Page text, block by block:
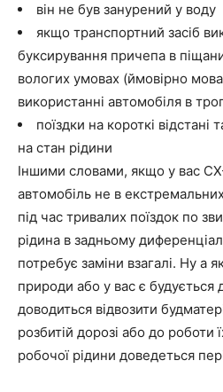
він не був занурений у воду
якщо транспортний засіб
буксирування причепа в
вологих умовах (ймовірно
використанні автомобіля в
поїздки на короткі
на стан рідини
Іншими словами, якщо у вас
автомобіль не в
під час тривалих поїздок по
рідина в задньому
потребує заміни взагалі. Ну а
природи або у вас є будується
доводиться відвозити
розбитій дорозі або до роботи
робочої рідини доведеться